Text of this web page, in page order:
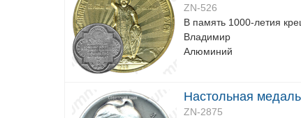
ZN-526
В память 1000-летия
Владимир
Алюминий
Настольная
ZN-2875